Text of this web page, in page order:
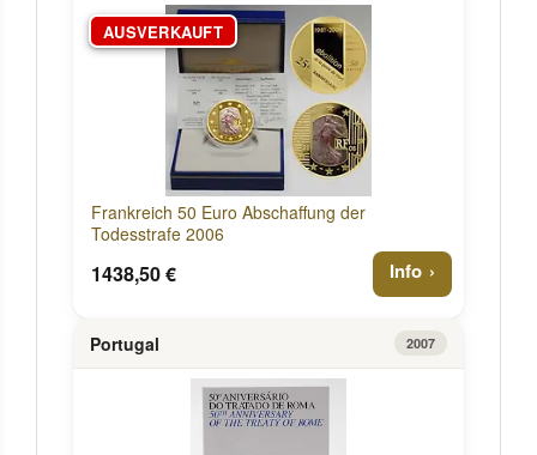
AUSVERKAUFT
Frankreich 50 Euro Abschaffung der
Todesstrafe 2006
1438,50 € Info
Portugal 2007